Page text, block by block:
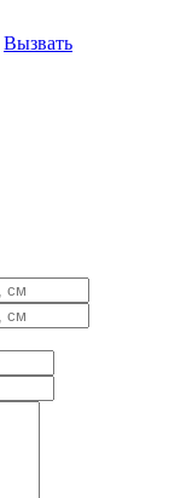
Вызвать